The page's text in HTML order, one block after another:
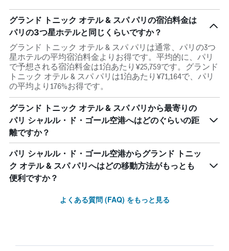
グランド トニック オテル & スパ パリの宿泊料金は
パリの3つ星ホテルと同じくらいですか？
グランド トニック オテル & スパ パリは通常、パリの3つ
星ホテルの平均宿泊料金よりお得です。平均的に、パリ
で予想される宿泊料金は1泊あたり¥25,759です。グランド
トニック オテル & スパ パリは1泊あたり¥71,164で、パリ
の平均より176%お得です。
グランド トニック オテル & スパ パリから最寄りの
パリ シャルル・ド・ゴール空港へはどのぐらいの距
離ですか？
パリ シャルル・ド・ゴール空港からグランド トニッ
ク オテル & スパ パリへはどの移動方法がもっとも
便利ですか？
よくある質問 (FAQ) をもっと見る